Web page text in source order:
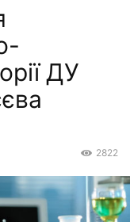
ДУ
2822